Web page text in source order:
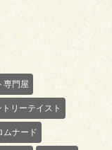
専門屋
リーテイスト
ムナード